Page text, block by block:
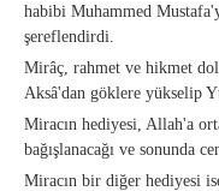
habibi Muhammed
şereflendirdi.
Mirâç, rahmet ve hikmet
Aksâ'dan göklere yükselip
Miracın hediyesi, Allah'a
bağışlanacağı ve sonunda
Miracın bir diğer hediyesi